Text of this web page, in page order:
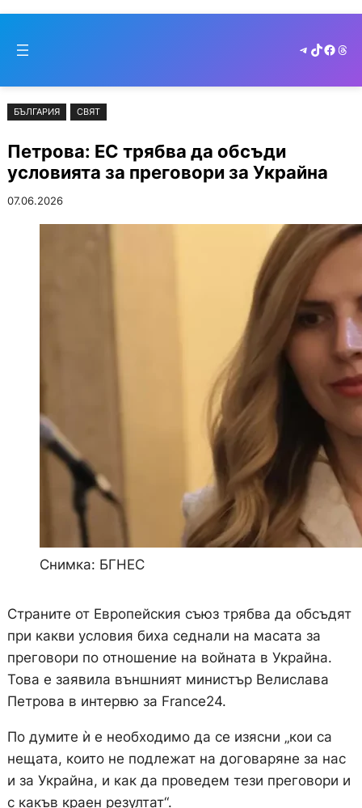
съдържанието
to
Telegram
TikTok
БЪЛГАРИЯ СВЯТ
Петрова: ЕС трябва да обсъди
условията за преговори за Украйна
07.06.2026
Снимка: БГНЕС
Страните от Европейския съюз трябва да обсъдят
при какви условия биха седнали на масата за
преговори по отношение на войната в Украйна.
Това е заявила външният министър Велислава
Петрова в интервю за France24.
По думите ѝ е необходимо да се изясни „кои са
нещата, които не подлежат на договаряне за нас
и за Украйна, и как да проведем тези преговори и
с какъв краен резултат“.